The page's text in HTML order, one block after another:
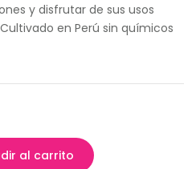
y disfrutar de sus usos
en Perú sin químicos
al carrito